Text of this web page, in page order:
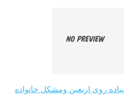
پیاده روی اربعین ومشکل خانواده